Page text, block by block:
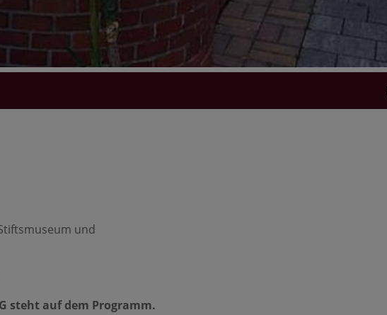
und
steht auf dem Programm.